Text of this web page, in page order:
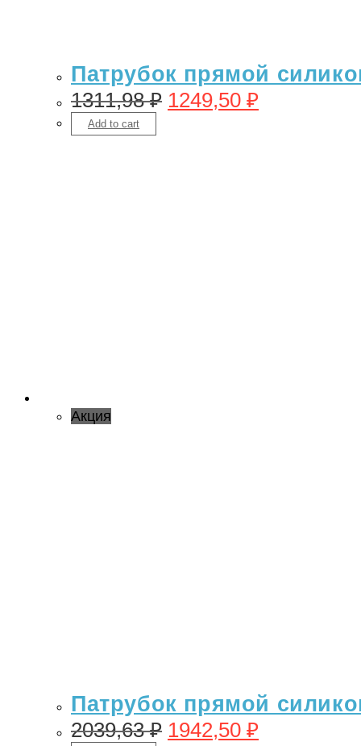
Патрубок прямой
1311,98₽ 1249,50 ₽
Add to cart
Акция
Патрубок прямой
2039,63₽ 1942,50 ₽